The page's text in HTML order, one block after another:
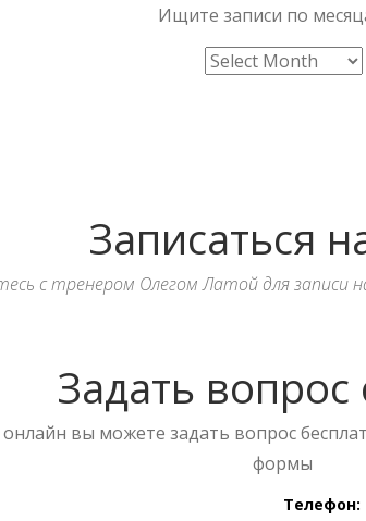
Ищите записи по
Записаться
с тренером Олегом Латой для записи
Задать
вы можете задать вопрос
формы
Телефон: